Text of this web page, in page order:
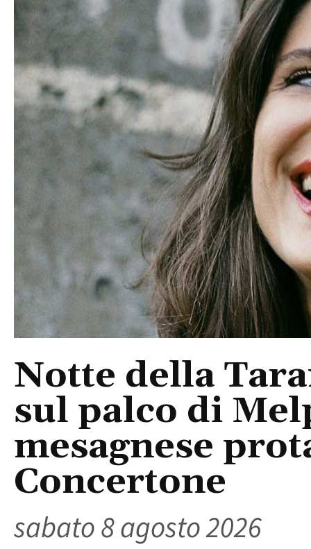
Notte della
sul palco di
mesagnese
Concertone
sabato 8 agosto 2026